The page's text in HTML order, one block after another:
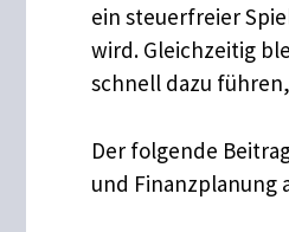
ein steuerfreier
wird. Gleichzeitig
schnell dazu
Der folgende
und Finanzplanung